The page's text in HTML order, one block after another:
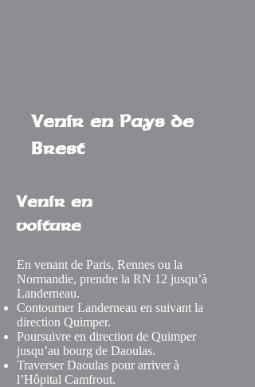
Venir en Pays de
Brest
Venir en
voiture
En venant de Paris, Rennes ou la
Normandie, prendre la RN 12 jusqu’à
Landerneau.
Contourner Landerneau en suivant la
direction Quimper.
Poursuivre en direction de Quimper
jusqu’au bourg de Daoulas.
Traverser Daoulas pour arriver à
l’Hôpital Camfrout.